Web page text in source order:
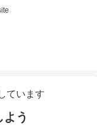
ています
う